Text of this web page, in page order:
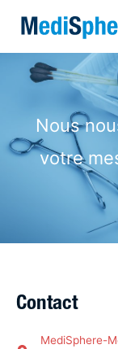
Nous
votre
Contact
MediSphere-